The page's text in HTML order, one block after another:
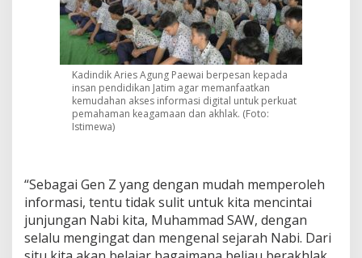
Kadindik Aries Agung Paewai berpesan kepada
insan pendidikan Jatim agar memanfaatkan
kemudahan akses informasi digital untuk perkuat
pemahaman keagamaan dan akhlak. (Foto:
Istimewa)
“Sebagai Gen Z yang dengan mudah memperoleh
informasi, tentu tidak sulit untuk kita mencintai
junjungan Nabi kita, Muhammad SAW, dengan
selalu mengingat dan mengenal sejarah Nabi. Dari